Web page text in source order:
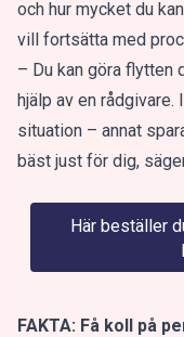
och hur mycket du
vill fortsätta med
– Du kan göra flytten
hjälp av en rådgivare.
situation – annat
bäst just för dig,
Här beställer
FAKTA: Få koll på